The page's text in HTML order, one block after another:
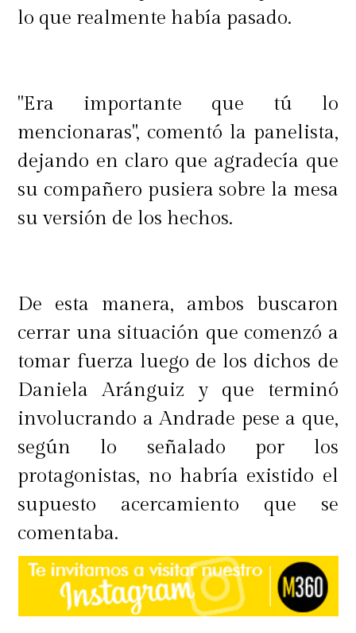
lo que realmente había pasado.
"Era importante que tú lo
mencionaras", comentó la panelista,
dejando en claro que agradecía que
su compañero pusiera sobre la mesa
su versión de los hechos.
De esta manera, ambos buscaron
cerrar una situación que comenzó a
tomar fuerza luego de los dichos de
Daniela Aránguiz y que terminó
involucrando a Andrade pese a que,
según lo señalado por los
protagonistas, no habría existido el
supuesto acercamiento que se
comentaba.